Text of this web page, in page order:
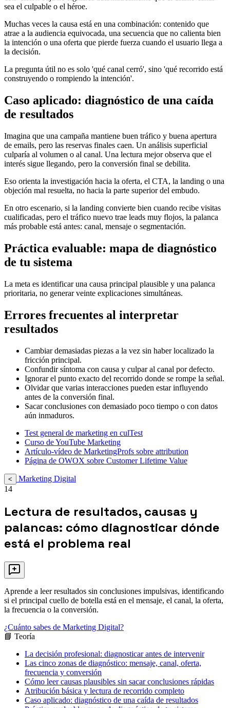
sea el culpable o el héroe.
Muchas veces la causa está en una combinación: contenido que
atrae a la audiencia equivocada, una secuencia que no calienta bien
la intención o una oferta que pierde fuerza cuando el usuario llega a
la decisión.
La pregunta útil no es solo 'qué canal cerró', sino 'qué recorrido está
construyendo o rompiendo la intención'.
Caso aplicado: diagnóstico de una caída
de resultados
Imagina que una campaña mantiene buen tráfico y buena apertura
de emails, pero las reservas finales caen. Un análisis superficial
culparía al volumen o al canal. Una lectura mejor observa que el
interés sigue llegando, pero la conversión final se debilita.
Eso orienta la investigación hacia la oferta, el CTA, la landing o una
objeción mal resuelta, no hacia la parte superior del embudo.
En otro escenario, si la landing convierte bien cuando recibe visitas
cualificadas, pero el tráfico nuevo trae leads muy flojos, la palanca
más probable está antes: canal, mensaje o segmentación.
Práctica evaluable: mapa de diagnóstico
de tu sistema
La meta es identificar una causa principal plausible y una palanca
prioritaria, no generar veinte explicaciones simultáneas.
Errores frecuentes al interpretar
resultados
Cambiar demasiadas piezas a la vez sin haber localizado la
fricción principal.
Confundir síntoma con causa y culpar al canal por defecto.
Ignorar el punto exacto del recorrido donde se rompe la señal.
Olvidar que varias interacciones pueden estar influyendo
antes de la conversión final.
Sacar conclusiones con demasiado poco tiempo o con datos
aún inmaduros.
Test general de marketing en culTest
Curso de YouTube Marketing
Artículo-vídeo de MarketingProfs sobre attribution
Página de OWOX sobre Customer Lifetime Value
<
Marketing Digital
14
Lectura de resultados, causas y
palancas: cómo diagnosticar dónde
está el problema real
Aprende a leer resultados sin conclusiones impulsivas, identificando
si el principal cuello de botella está en el mensaje, el canal, la oferta,
la frecuencia o la conversión.
¿Cuánto sabes de Marketing Digital?
📘 Teoría
La decisión profesional: diagnosticar antes de intervenir
Las cinco zonas de diagnóstico: mensaje, canal, oferta,
frecuencia y conversión
Cómo leer causas plausibles sin sacar conclusiones rápidas
Atribución básica y lectura de recorrido completo
Caso aplicado: diagnóstico de una caída de resultados